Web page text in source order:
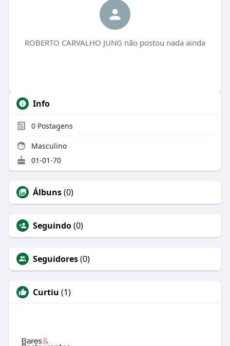
ROBERTO CARVALHO JUNG não postou nada ainda
Info
0Postagens
Masculino
01-01-70
Álbuns(0)
Seguindo(0)
Seguidores(0)
Curtiu (1)